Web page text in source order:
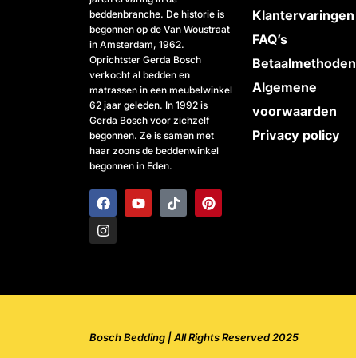
beddenbranche. De historie is
begonnen op de Van Woustraat
in Amsterdam, 1962.
Oprichtster Gerda Bosch
verkocht al bedden en
matrassen in een meubelwinkel
62 jaar geleden. In 1992 is
Gerda Bosch voor zichzelf
begonnen. Ze is samen met
haar zoons de beddenwinkel
begonnen in Eden.
F
a
c
e
Y
o
T
i
P
i
I
n
s
t
Klantervaringen
FAQ’s
Betaalmethoden
Algemene
voorwaarden
Privacy policy
Bosch Bedding | All Rights Reserved 2025